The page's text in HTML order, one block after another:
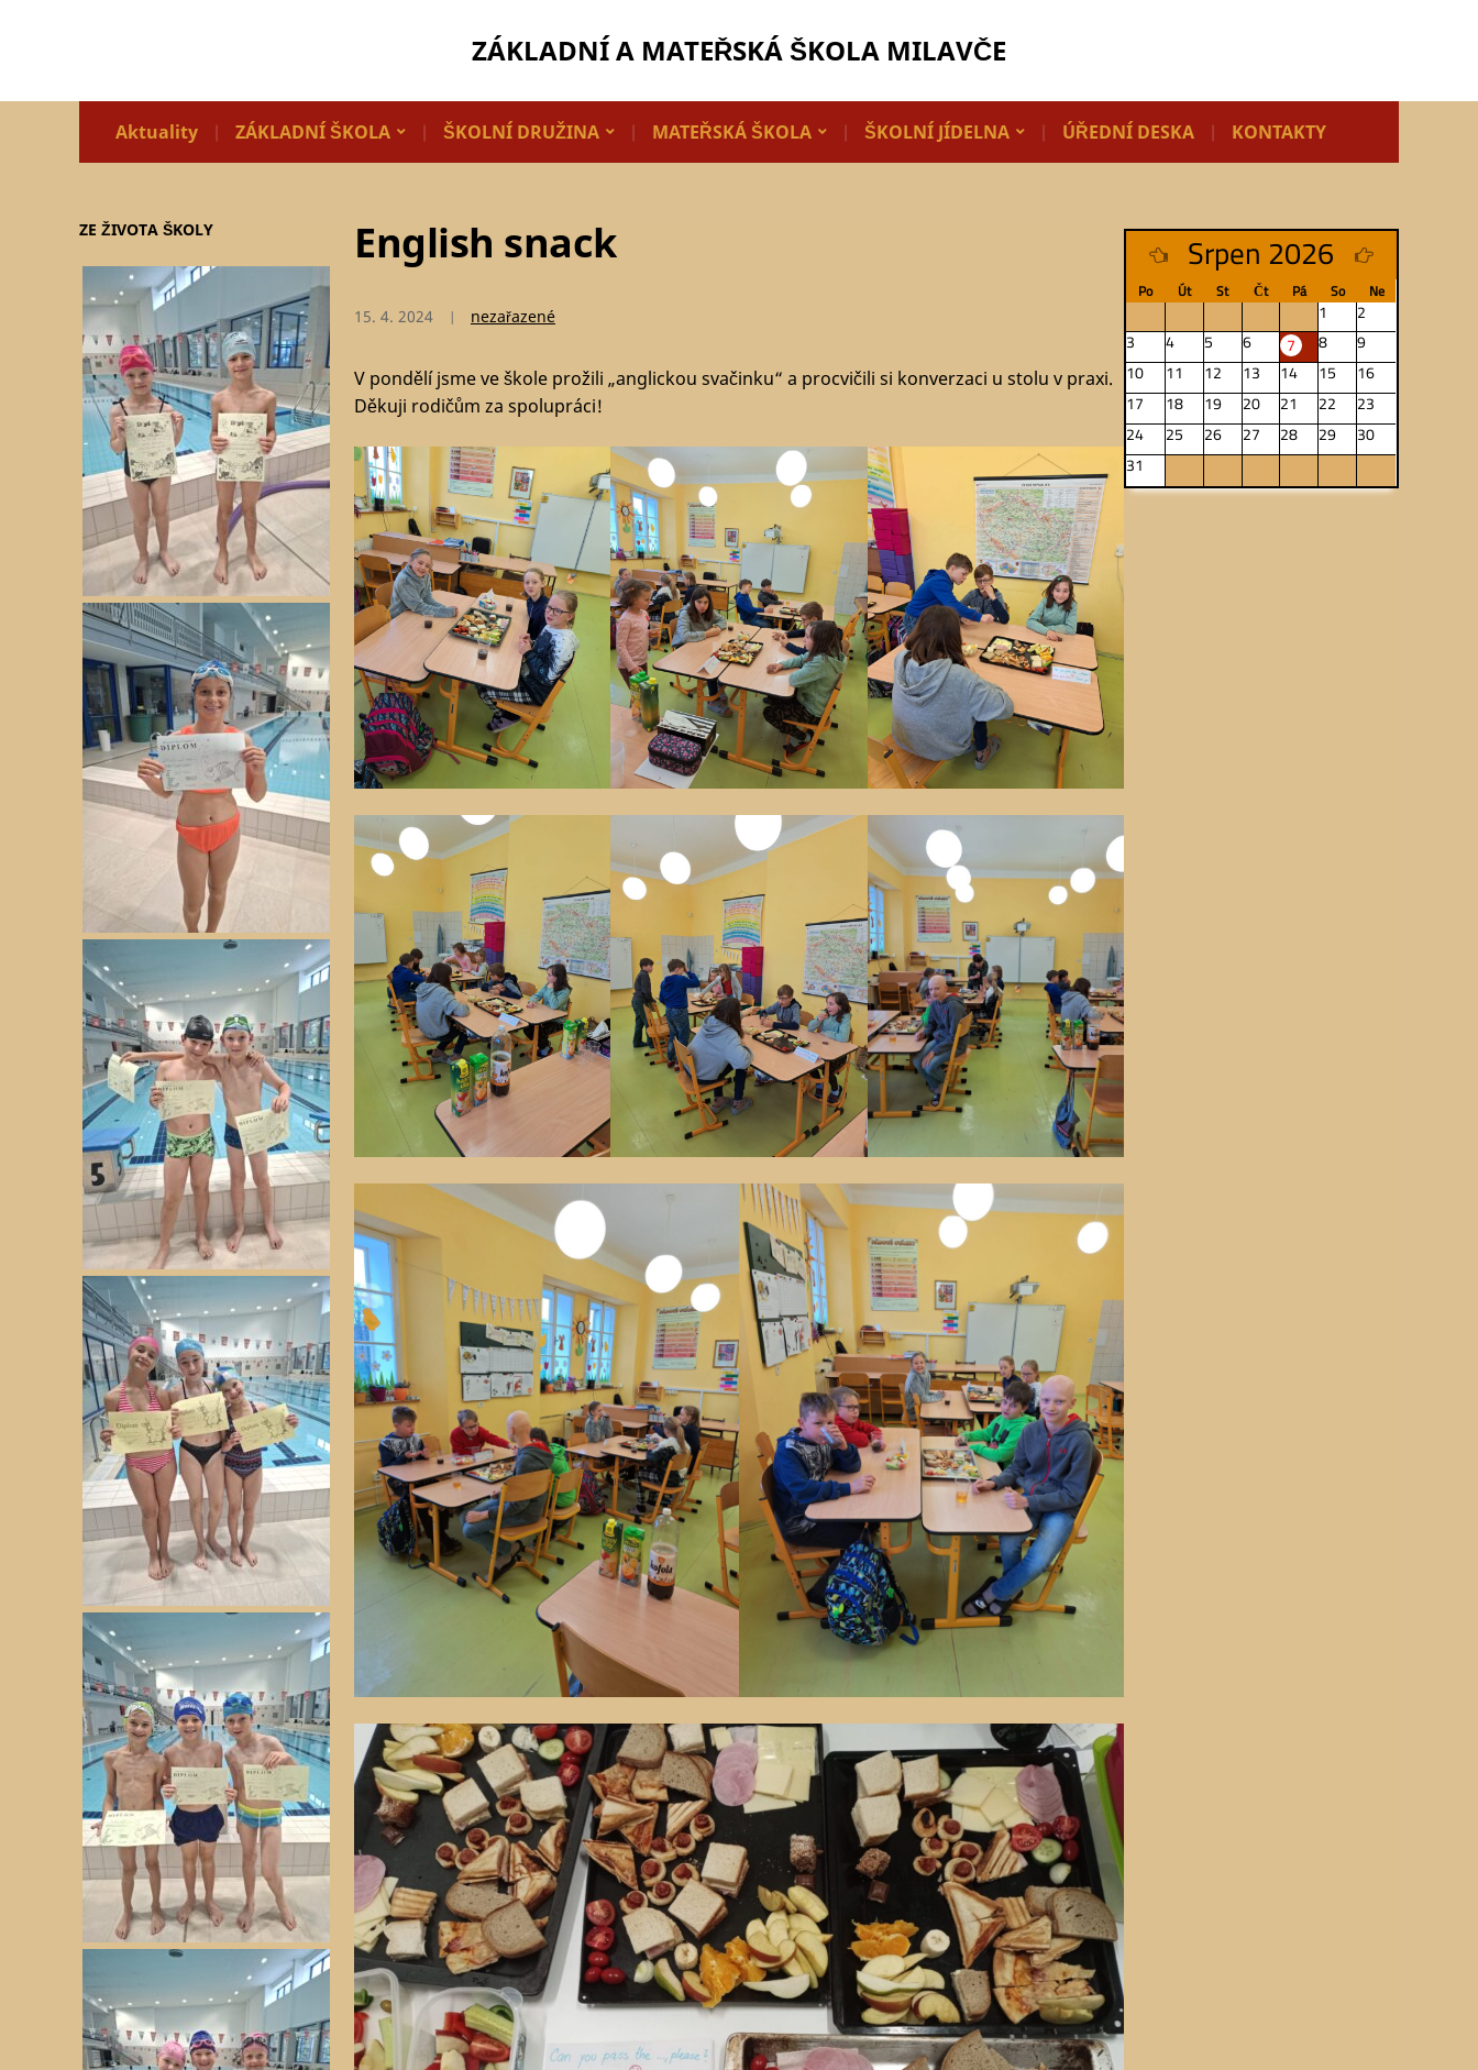
ZÁKLADNÍ A MATEŘSKÁ ŠKOLA MILAVČE
Aktuality ZÁKLADNÍ ŠKOLA ŠKOLNÍ DRUŽINA MATEŘSKÁ ŠKOLA ŠKOLNÍ JÍDELNA ÚŘEDNÍ DESKA KONTAKTY
ZE ŽIVOTA ŠKOLY English snack
15. 4. 2024 nezařazené
V pondělí jsme ve škole prožili „anglickou svačinku“ a procvičili si konverzaci u stolu v praxi.
Děkuji rodičům za spolupráci!
Srpen 2026
Po Út St Čt Pá So Ne
1
2
3
4 5 6 7 8
9
10
11 12 13 14 15
16
17
18 19 20 21 22
23
24
25 26 27 28 29
30
31